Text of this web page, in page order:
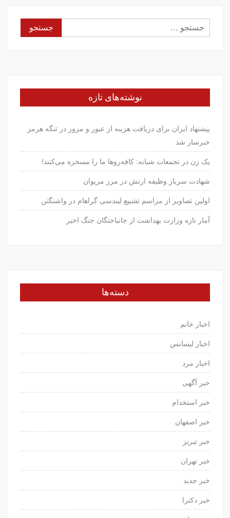
جستجو
برای:
نوشته‌های تازه
پیشنهاد ایران برای دریافت هزینه از عبور و مرور در تنگه هرمز
خبرساز شد
یک زن در تجمعات شبانه: کافه‌روها ما را مسخره می‌کنند!
شهادت سرباز وظیفه ارتش در مرز مریوان
اولین تصاویر از مراسم تشییع لیندسی گراهام در واشنگتن
آمار تازه وزارت بهداشت از جانباختگان جنگ اخیر
دسته‌ها
اخبار خانم
اخبار لیسانس
اخبار مرد
خبر آگهی
خبر استخدام
خبر اصفهان
خبر تبریز
خبر تهران
خبر جدید
خبر دکترا